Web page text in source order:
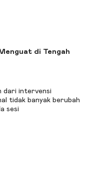
di Tengah
dari intervensi
tidak banyak berubah
sesi